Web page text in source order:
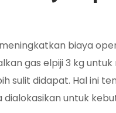
biaya
gas elpiji 3 kg untuk
sulit didapat. Hal ini
untuk